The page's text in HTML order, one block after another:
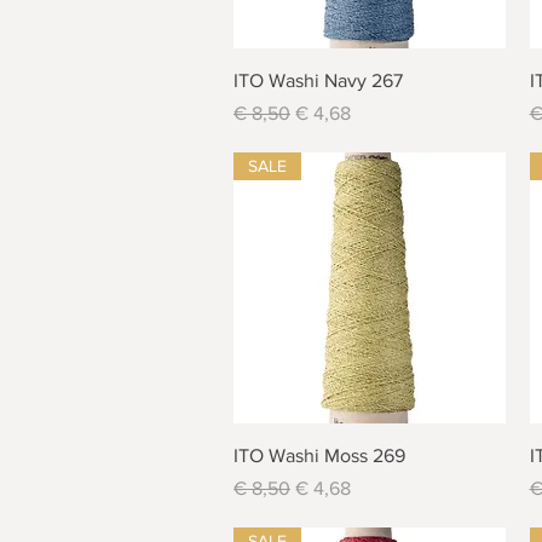
Schnellansicht
ITO Washi Navy 267
Standardpreis
€ 8,50 Sale-Preis
€ 4,68
Schnellansicht
SALE
ITO Washi Moss 269
Standardpreis
€ 8,50 Sale-Preis
€ 4,68